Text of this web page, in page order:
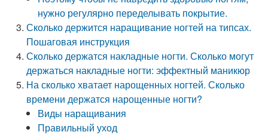
нужно регулярно переделывать покрытие.
Сколько держится наращивание ногтей на типсах.
Пошаговая инструкция
Сколько держатся накладные ногти. Сколько могут
держаться накладные ногти: эффектный маникюр
На сколько хватает нарощенных ногтей. Сколько
времени держатся нарощенные ногти?
Виды наращивания
Правильный уход